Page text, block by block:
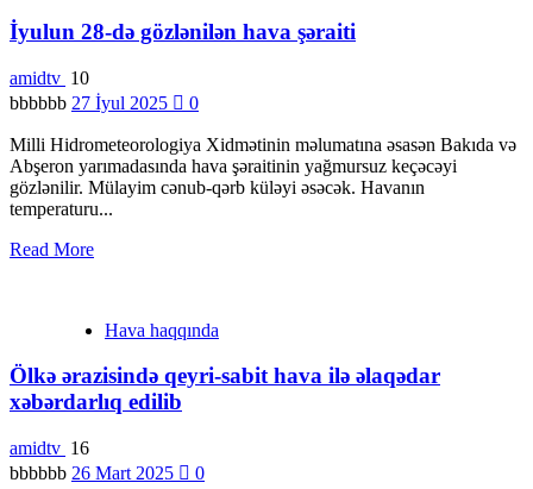
İyulun 28-də gözlənilən hava şəraiti
amidtv 10
bbbbbb 27 İyul 2025 0
Milli Hidrometeorologiya Xidmətinin məlumatına əsasən Bakıda və
Abşeron yarımadasında hava şəraitinin yağmursuz keçəcəyi
gözlənilir. Mülayim cənub-qərb küləyi əsəcək. Havanın
temperaturu...
Read More
Hava haqqında
Ölkə ərazisində qeyri-sabit hava ilə əlaqədar
xəbərdarlıq edilib
amidtv 16
bbbbbb 26 Mart 2025 0